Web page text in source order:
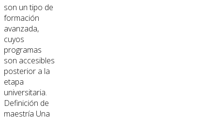
son un tipo de
formación
avanzada,
cuyos
programas
son accesibles
posterior a la
etapa
universitaria.
Definición de
maestría Una